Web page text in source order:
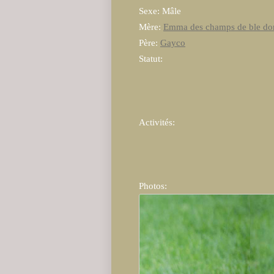
Sexe: Mâle
Mère: Emma des champs de ble
Père: Gayco
Statut:
Activités:
Photos: